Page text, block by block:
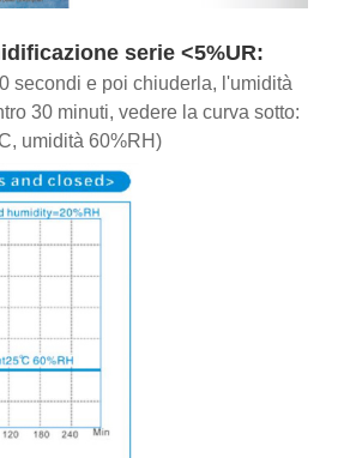
serie <5%UR:
secondi e poi chiuderla, l'umidità
30 minuti, vedere la curva sotto:
umidità 60%RH)